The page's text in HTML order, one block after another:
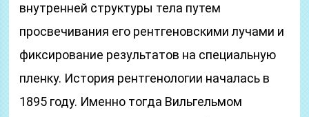
внутренней структуры тела путем
просвечивания его рентгеновскими лучами и
фиксирование результатов на специальную
пленку. История рентгенологии началась в
1895 году. Именно тогда Вильгельмом